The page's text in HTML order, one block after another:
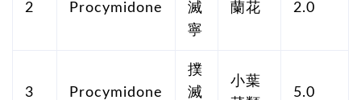
2 Procymidone
滅
寧
蘭花 2.0
3 Procymidone
撲
滅
小葉
5.0